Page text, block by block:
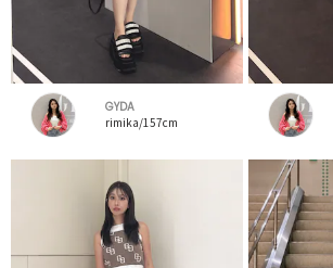
GYDA
rimika/157cm